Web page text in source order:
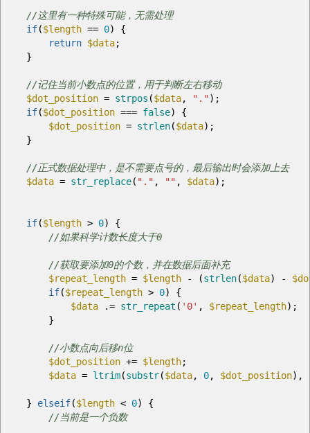
//这里有一种特殊可能，无需处理
if($length == 0)
{
return $data;
}
//记住当前小数点的位置，用于判断左右移动
$dot_position = strpos ($data, ".") ;
if($dot_position === false)
{
$dot_position = strlen($data) ;
}
//正式数据处理中，是不需要点号的，最后输出时会添加上去
$data = str_replace( "." , "" , $data) ;
if($length > 0)
{
//如果科学计数长度大于0
//获取要添加0的个数，并在数据后面补充
$repeat_length = $length - (strlen($data) -
if($repeat_length > 0)
{
$data
.= str_repeat ( '0' , $repeat_length) ;
}
//小数点向后移n位
$dot_position += $length;
$data = ltrim(substr($data, 0, $dot_position) ,
} elseif($length < 0)
{
//当前是一个负数